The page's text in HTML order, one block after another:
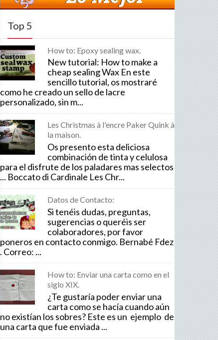
Top 5
How to: Epoxy sealing wax.
New tutorial: How to make a
cheap sealing Wax En este
sencillo tutorial, os mostraré
como he creado un sello de lacre
personalizado, sin m...
Les Christmas à l'encre Paker Quink à
la maison.
Os presento esta deliciosa
combinación de tinta y celulosa
para el disfrute de los paladares mas selectos
... Boccato di Cardinale Les Chr...
Datos de Contacto:
Si tenéis dudas, preguntas,
sugerencias o queréis ser
colaboradores, por favor
poneros en contacto conmigo. Bernabé Fdez
. Correo: ...
How to: Enviar una carta como en el
siglo XIX.
¿Te gustaría poder enviar una
carta como se hacía cuando aún
no existían los sobres? Este es un ejemplo de
una carta que fue enviada ...